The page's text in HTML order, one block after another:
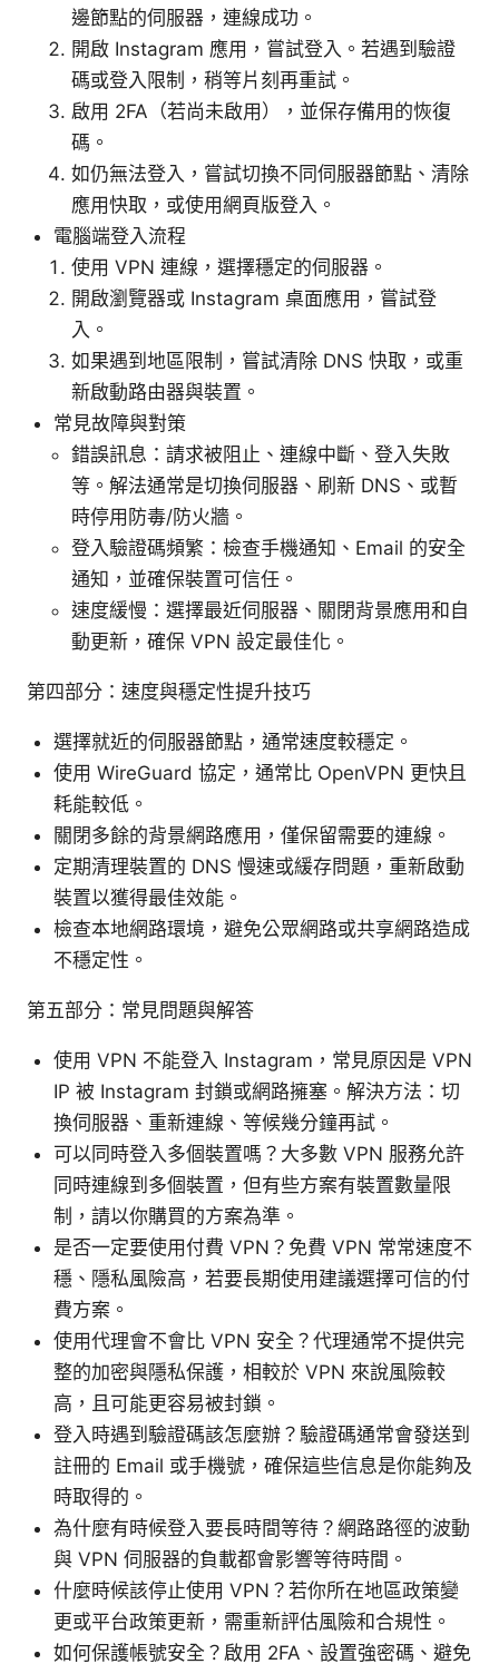
邊節點的伺服器，連線成功。
開啟 Instagram 應用，嘗試登入。若遇到驗證
碼或登入限制，稍等片刻再重試。
啟用 2FA（若尚未啟用），並保存備用的恢復
碼。
如仍無法登入，嘗試切換不同伺服器節點、清除
應用快取，或使用網頁版登入。
電腦端登入流程
使用 VPN 連線，選擇穩定的伺服器。
開啟瀏覽器或 Instagram 桌面應用，嘗試登
入。
如果遇到地區限制，嘗試清除 DNS 快取，或重
新啟動路由器與裝置。
常見故障與對策
錯誤訊息：請求被阻止、連線中斷、登入失敗
等。解法通常是切換伺服器、刷新 DNS、或暫
時停用防毒/防火牆。
登入驗證碼頻繁：檢查手機通知、Email 的安全
通知，並確保裝置可信任。
速度緩慢：選擇最近伺服器、關閉背景應用和自
動更新，確保 VPN 設定最佳化。
第四部分：速度與穩定性提升技巧
選擇就近的伺服器節點，通常速度較穩定。
使用 WireGuard 協定，通常比 OpenVPN 更快且
耗能較低。
關閉多餘的背景網路應用，僅保留需要的連線。
定期清理裝置的 DNS 慢速或緩存問題，重新啟動
裝置以獲得最佳效能。
檢查本地網路環境，避免公眾網路或共享網路造成
不穩定性。
第五部分：常見問題與解答
使用 VPN 不能登入 Instagram，常見原因是 VPN
IP 被 Instagram 封鎖或網路擁塞。解決方法：切
換伺服器、重新連線、等候幾分鐘再試。
可以同時登入多個裝置嗎？大多數 VPN 服務允許
同時連線到多個裝置，但有些方案有裝置數量限
制，請以你購買的方案為準。
是否一定要使用付費 VPN？免費 VPN 常常速度不
穩、隱私風險高，若要長期使用建議選擇可信的付
費方案。
使用代理會不會比 VPN 安全？代理通常不提供完
整的加密與隱私保護，相較於 VPN 來說風險較
高，且可能更容易被封鎖。
登入時遇到驗證碼該怎麼辦？驗證碼通常會發送到
註冊的 Email 或手機號，確保這些信息是你能夠及
時取得的。
為什麼有時候登入要長時間等待？網路路徑的波動
與 VPN 伺服器的負載都會影響等待時間。
什麼時候該停止使用 VPN？若你所在地區政策變
更或平台政策更新，需重新評估風險和合規性。
如何保護帳號安全？啟用 2FA、設置強密碼、避免